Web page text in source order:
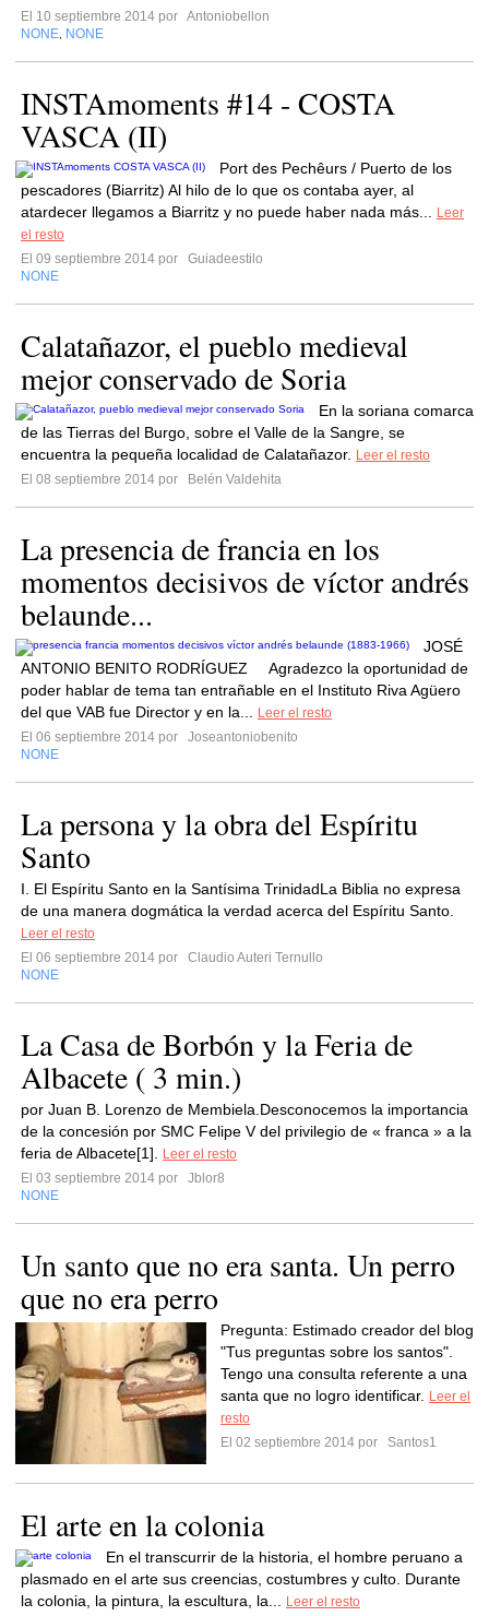
El 10 septiembre 2014 por Antoniobellon
NONE NONE
INSTAmoments #14 - COSTA
VASCA (II)
Port des Pechêurs / Puerto de los
pescadores (Biarritz) Al hilo de lo que os contaba ayer, al
atardecer llegamos a Biarritz y no puede haber nada más...
Leer
el resto
El 09 septiembre 2014 por
Guiadeestilo
NONE
Calatañazor, el pueblo medieval
mejor conservado de Soria
En la soriana comarca
de las Tierras del Burgo, sobre el Valle de la Sangre, se
encuentra la pequeña localidad de Calatañazor.
Leer el resto
El 08 septiembre 2014 por
Belén Valdehita
La presencia de francia en los
momentos decisivos de víctor andrés
belaunde...
JOSÉ
ANTONIO BENITO RODRÍGUEZ Agradezco la oportunidad de
poder hablar de tema tan entrañable en el Instituto Riva Agüero
del que VAB fue Director y en la...
Leer el resto
El 06 septiembre 2014 por
Joseantoniobenito
NONE
La persona y la obra del Espíritu
Santo
I. El Espíritu Santo en la Santísima TrinidadLa Biblia no expresa
de una manera dogmática la verdad acerca del Espíritu Santo.
Leer el resto
El 06 septiembre 2014 por
Claudio Auteri Ternullo
NONE
La Casa de Borbón y la Feria de
Albacete ( 3 min.)
por Juan B. Lorenzo de Membiela.Desconocemos la importancia
de la concesión por SMC Felipe V del privilegio de « franca » a la
feria de Albacete[1].
Leer el resto
El 03 septiembre 2014 por
Jblor8
NONE
Un santo que no era santa. Un perro
que no era perro
Pregunta: Estimado creador del blog
"Tus preguntas sobre los santos".
Tengo una consulta referente a una
santa que no logro identificar.
Leer el
resto
El 02 septiembre 2014 por
Santos1
El arte en la colonia
En el transcurrir de la historia, el hombre peruano a
plasmado en el arte sus creencias, costumbres y culto. Durante
la colonia, la pintura, la escultura, la...
Leer el resto